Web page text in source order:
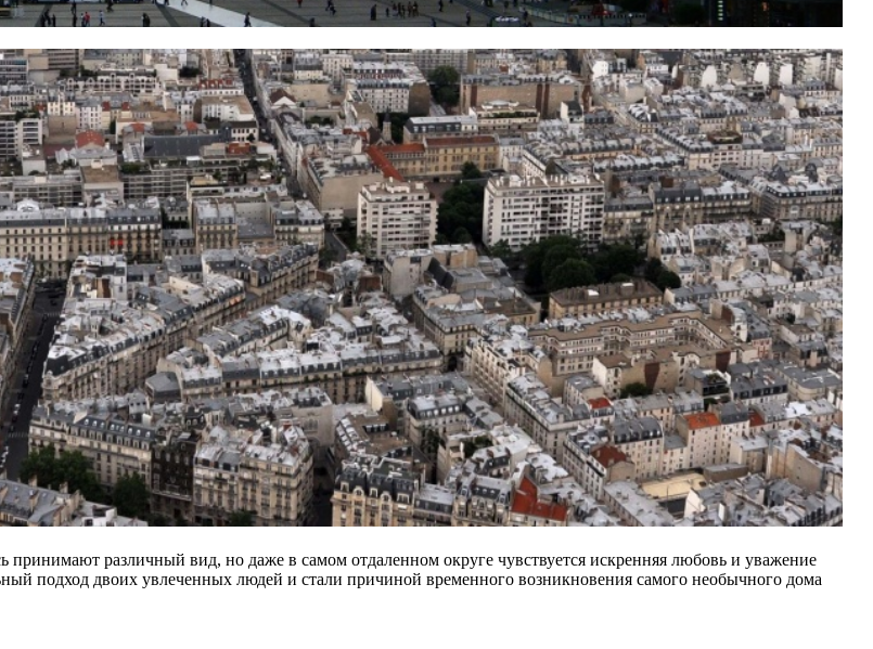
принимают различный вид, но даже в самом отдаленном округе чувствуется искренняя любовь и уважение
подход двоих увлеченных людей и стали причиной временного возникновения самого необычного дома